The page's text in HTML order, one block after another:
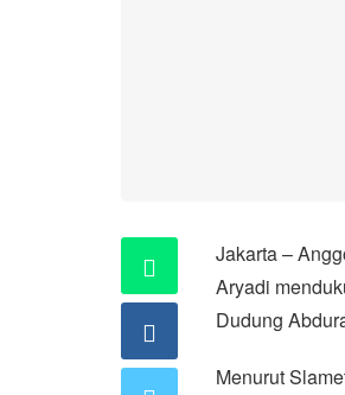
Jakarta –
Aryadi
Dudung
Menurut